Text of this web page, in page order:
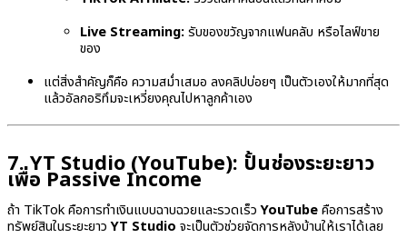
Live Streaming:รับของขวัญจากแฟนคลับ หรือไลฟ์ขาย
ของ
แต่สิ่งสำคัญก็คือ ความสม่ำเสมอ ลงคลิปบ่อยๆ เป็นตัวเองให้มากที่สุด
แล้วอัลกอริทึมจะเหวี่ยงคุณไปหาลูกค้าเอง
7. YT Studio (YouTube): ปั้นช่องระยะยาว
เพื่อ Passive Income
ถ้า TikTok คือการทำเงินแบบฉาบฉวยและรวดเร็วYouTubeคือการสร้าง
ทรัพย์สินในระยะยาวYT Studio จะเป็นตัวช่วยจัดการหลังบ้านให้เราได้เลย